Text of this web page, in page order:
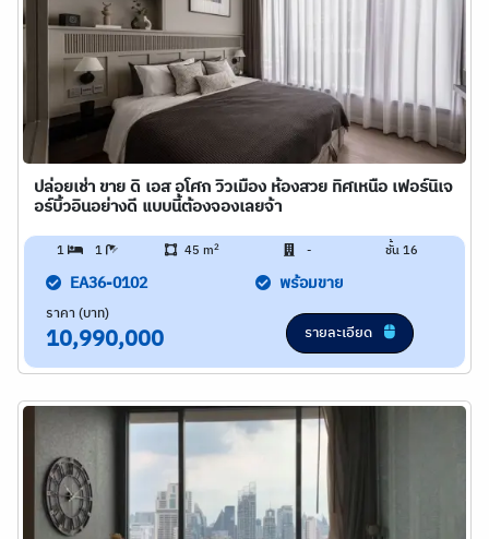
ปล่อยเช่า ขาย ดิ เอส อโศก วิวเมือง ห้องสวย ทิศเหนือ เฟอร์นิเจ
อร์บิ้วอินอย่างดี แบบนี้ต้องจองเลยจ้า
1 1 45 m2 - ชั้น 16
EA36-0102 พร้อมขาย
ราคา (บาท)
10,990,000 รายละเอียด